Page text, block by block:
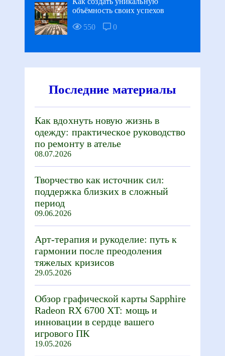
объёмность своих успехов
550
0
Последние материалы
Как вдохнуть новую жизнь в
одежду: практическое руководство
по ремонту в ателье
08.07.2026
Творчество как источник сил:
поддержка близких в сложный
период
09.06.2026
Арт-терапия и рукоделие: путь к
гармонии после преодоления
тяжелых кризисов
29.05.2026
Обзор графической карты Sapphire
Radeon RX 6700 XT: мощь и
инновации в сердце вашего
игрового ПК
19.05.2026